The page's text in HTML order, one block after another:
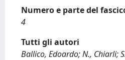
Numero e parte del
4
Tutti gli autori
Ballico, Edoardo; N., Chiarli;